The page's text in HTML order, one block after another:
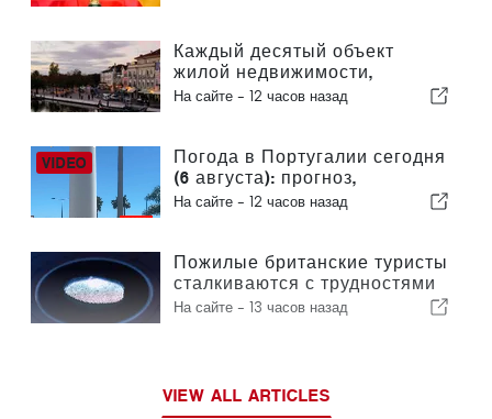
2030 года в связи с кризисом
вокруг Сеуты
Каждый десятый объект
жилой недвижимости,
выставленный на продажу в
На сайте - 12 часов назад
Погода в Португалии сегодня
(6 августа): прогноз,
температура и что ожидать
На сайте - 12 часов назад
Пожилые британские туристы
сталкиваются с трудностями
в связи с введением в
На сайте - 13 часов назад
VIEW ALL ARTICLES